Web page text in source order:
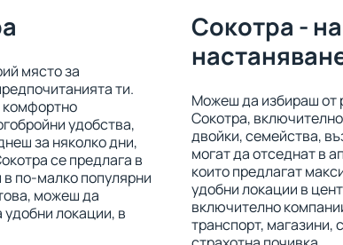
място за
ти.
удобства,
за няколко дни,
се предлага в
в по-малко популярни
можеш да
локации, в
Сокотра -
Можеш да избираш от
Сокотра,
двойки, семейства,
могат да отседнат в
които предлагат
удобни локации в
включително
транспорт, магазини,